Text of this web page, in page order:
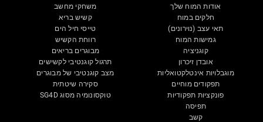
אודות המוח שלך
חלקים במוח
תאי עצב (נוירונים)
גמישות המוח
קוגניציה
אובדן זיכרון
מוגבלויות אינטלקטואליות
תפקודים מוחיים
פונקציות תפקודיות
תפיסה
קשב
משחקי מחשב
קשיש בריא
טייסי חיל הים
רווחת הקשיש
מבוגרים בריאים
תרגול קוגנטיבי לקשישים
מצב קוגנטיבי של מבוגרים
סקירה שיטתית
טוקסונומיה מסוג SG4D